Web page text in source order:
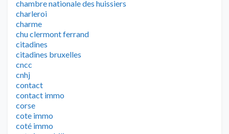
chambre nationale des huissiers
charleroi
charme
chu clermont ferrand
citadines
citadines bruxelles
cncc
cnhj
contact
contact immo
corse
cote immo
coté immo